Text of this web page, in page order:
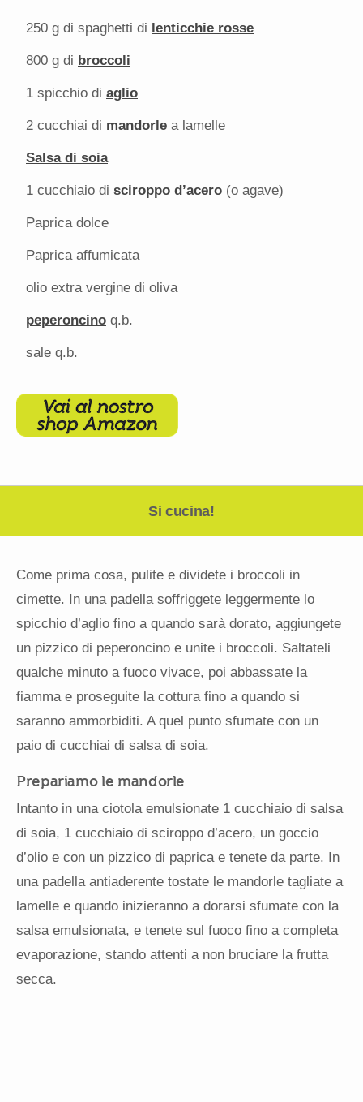
250 g di spaghetti di lenticchie rosse
800 g di broccoli
1 spicchio di aglio
2 cucchiai di mandorle a lamelle
Salsa di soia
1 cucchiaio di sciroppo d’acero (o agave)
Paprica dolce
Paprica affumicata
olio extra vergine di oliva
peperoncino q.b.
sale q.b.
Si cucina!
Come prima cosa, pulite e dividete i broccoli in
cimette. In una padella soffriggete leggermente lo
spicchio d’aglio fino a quando sarà dorato, aggiungete
un pizzico di peperoncino e unite i broccoli. Saltateli
qualche minuto a fuoco vivace, poi abbassate la
fiamma e proseguite la cottura fino a quando si
saranno ammorbiditi. A quel punto sfumate con un
paio di cucchiai di salsa di soia.
Prepariamo le mandorle
Intanto in una ciotola emulsionate 1 cucchiaio di salsa
di soia, 1 cucchiaio di sciroppo d’acero, un goccio
d’olio e con un pizzico di paprica e tenete da parte. In
una padella antiaderente tostate le mandorle tagliate a
lamelle e quando inizieranno a dorarsi sfumate con la
salsa emulsionata, e tenete sul fuoco fino a completa
evaporazione, stando attenti a non bruciare la frutta
secca.